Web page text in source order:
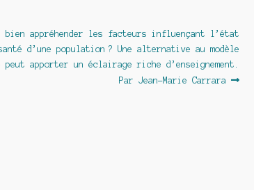
:
bien appréhender les facteurs influençant l’état
d’une population ? Une alternative au modèle
» peut apporter un éclairage riche d’enseignement.
Par Jean-Marie Carrara